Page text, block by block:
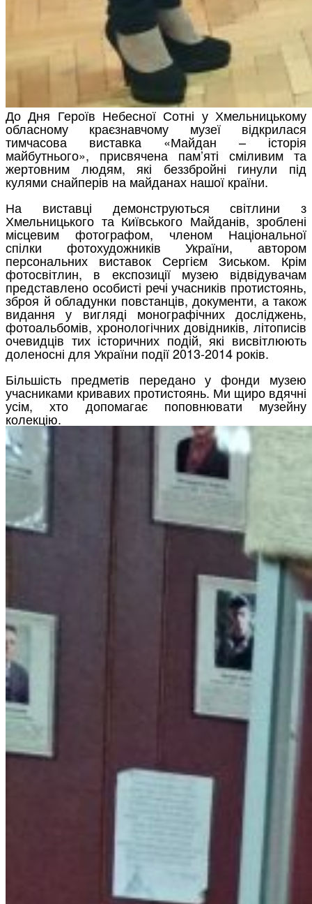
До Дня Героїв Небесної Сотні у Хмельницькому
обласному краєзнавчому музеї відкрилася
тимчасова виставка «Майдан – історія
майбутнього», присвячена пам’яті сміливим та
жертовним людям, які беззбройні гинули під
кулями снайперів на майданах нашої країни.
На виставці демонструються світлини з
Хмельницького та Київського Майданів, зроблені
місцевим фотографом, членом Національної
спілки фотохудожників України, автором
персональних виставок Сергієм Зиськом. Крім
фотосвітлин, в експозиції музею відвідувачам
представлено особисті речі учасників протистоянь,
зброя й обладунки повстанців, документи, а також
видання у вигляді монографічних досліджень,
фотоальбомів, хронологічних довідників, літописів
очевидців тих історичних подій, які висвітлюють
доленосні для України події 2013-2014 років.
Більшість предметів передано у фонди музею
учасниками кривавих протистоянь. Ми щиро вдячні
усім, хто допомагає поповнювати музейну
колекцію.